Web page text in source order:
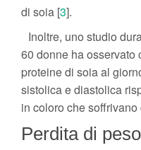
di soia [3].
Inoltre, uno studio
60 donne ha osservato
proteine di soia al
sistolica e diastolica
in coloro che
Perdita di peso